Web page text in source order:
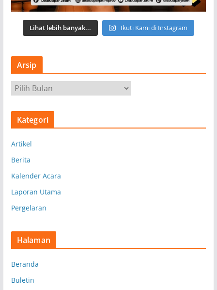
Lihat lebih banyak... Ikuti Kami di Instagram
Arsip
r
s
Kategori
Artikel
Berita
Kalender Acara
Laporan Utama
Pergelaran
Halaman
Beranda
Buletin